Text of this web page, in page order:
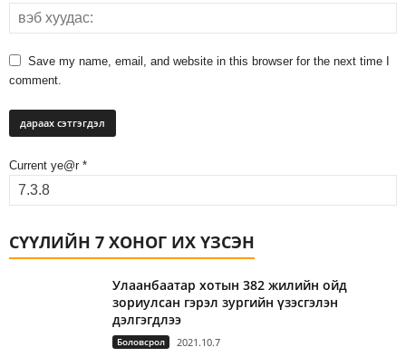
Save my name, email, and website in this browser for the next time I
comment.
Current ye@r *
СҮҮЛИЙН 7 ХОНОГ ИХ ҮЗСЭН
Улаанбаатар хотын 382 жилийн ойд
зориулсан гэрэл зургийн үзэсгэлэн
дэлгэгдлээ
Боловсрол 2021.10.7